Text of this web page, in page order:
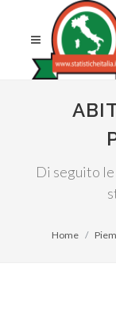
Di seguito
Home